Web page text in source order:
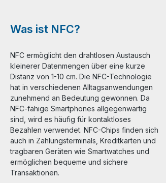
Was ist NFC?
NFC ermöglicht den drahtlosen Austausch
kleinerer Datenmengen über eine kurze
Distanz von 1-10 cm. Die NFC-Technologie
hat in verschiedenen Alltagsanwendungen
zunehmend an Bedeutung gewonnen. Da
NFC-fähige Smartphones allgegenwärtig
sind, wird es häufig für kontaktloses
Bezahlen verwendet. NFC-Chips finden sich
auch in Zahlungsterminals, Kreditkarten und
tragbaren Geräten wie Smartwatches und
ermöglichen bequeme und sichere
Transaktionen.